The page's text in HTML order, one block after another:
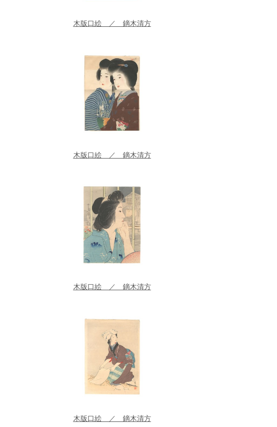
木版口絵 ／ 鏑木清方
木版口絵 ／ 鏑木清方
木版口絵 ／ 鏑木清方
木版口絵 ／ 鏑木清方